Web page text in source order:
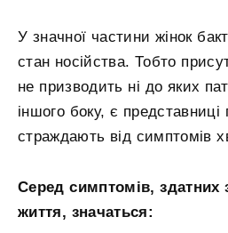
У значної частини жінок
стан носійства. Тобто
не призводить ні до яких
іншого боку, є представниці
страждають від симптомів
Серед симптомів, здатних
життя, значаться: